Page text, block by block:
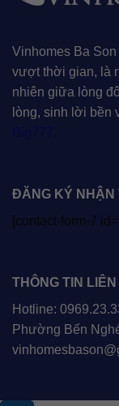
Vinhomes Ba
vượt thời gian, là
nhiên giữa lòng
lòng, sinh lời bền
ĐĂNG KÝ NHẬN
[contact-form-7
THÔNG TIN LIÊN
Hotline:
Phường Bến